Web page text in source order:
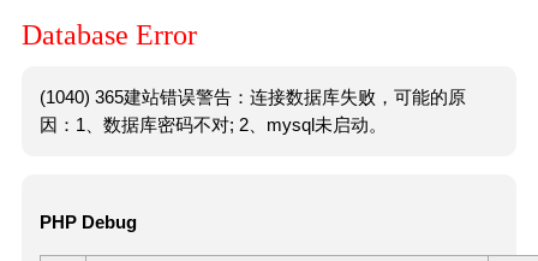
Database Error
(1040) 365建站错误警告：连接数据库失败，可能的原
因：1、数据库密码不对; 2、mysql未启动。
PHP Debug